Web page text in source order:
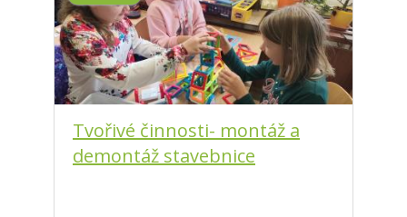
Tvořivé činnosti- montáž a
demontáž stavebnice